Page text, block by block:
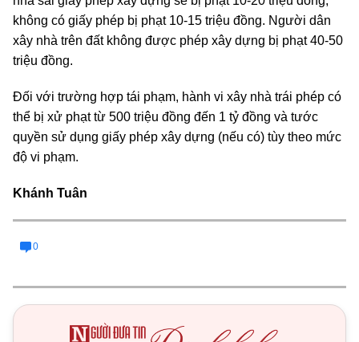
không có giấy phép bị phạt 10-15 triệu đồng. Người dân
xây nhà trên đất không được phép xây dựng bị phạt 40-50
triệu đồng.
Đối với trường hợp tái phạm, hành vi xây nhà trái phép có
thể bị xử phạt từ 500 triệu đồng đến 1 tỷ đồng và tước
quyền sử dụng giấy phép xây dựng (nếu có) tùy theo mức
độ vi phạm.
Khánh Tuân
0